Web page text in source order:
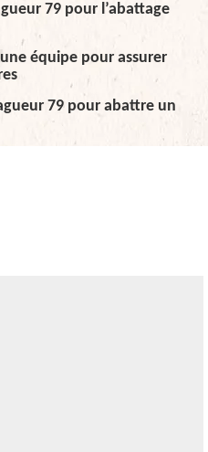
79 pour l’abattage
équipe pour assurer
79 pour abattre un